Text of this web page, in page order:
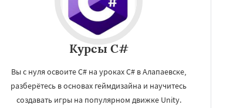
Курсы C#
Вы с нуля освоите C# на уроках C# в Алапаевске,
разберётесь в основах геймдизайна и научитесь
создавать игры на популярном движке Unity.